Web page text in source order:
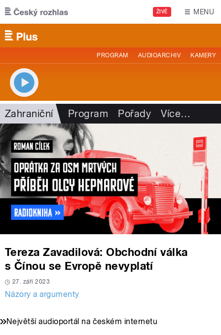
Přejít k hlavnímu obsahu
ŽIVĚ MENU
PROGRAM AUDIOARCHIV KAMERY
Zahraniční Program Pořady Více…
Tereza Zavadilová: Obchodní válka
s Čínou se Evropě nevyplatí
27. září 2023
Názory a argumenty
Největší audioportál na českém internetu